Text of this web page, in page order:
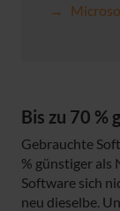
Bis zu 70 %
Gebrauchte
% günstiger als
Software sich
neu dieselbe.